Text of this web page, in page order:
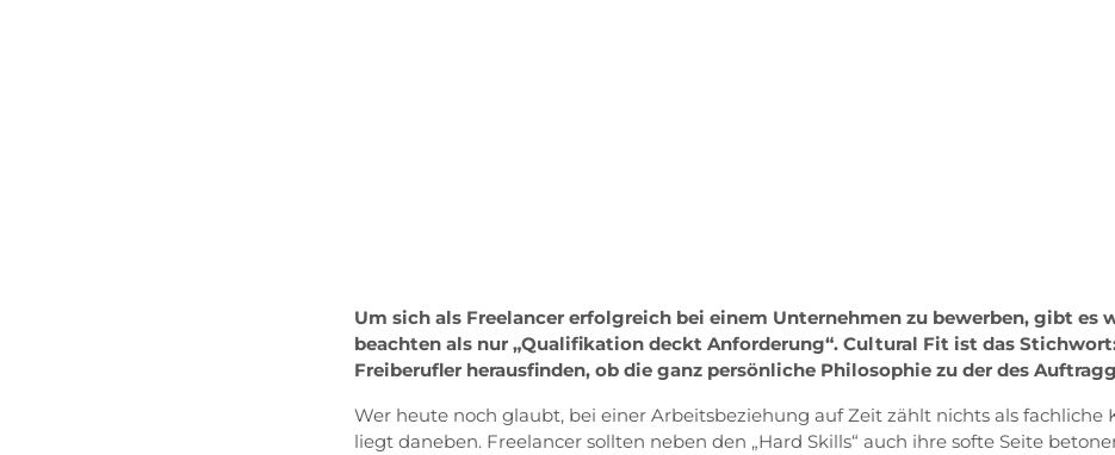
Um sich als Freelancer erfolgreich bei einem Unternehmen zu bewerben, gibt es
beachten als nur „Qualifikation deckt Anforderung“. Cultural Fit ist das
Freiberufler herausfinden, ob die ganz persönliche Philosophie zu der des
Wer heute noch glaubt, bei einer Arbeitsbeziehung auf Zeit zählt nichts als fachliche
liegt daneben. Freelancer sollten neben den „Hard Skills“ auch ihre softe Seite